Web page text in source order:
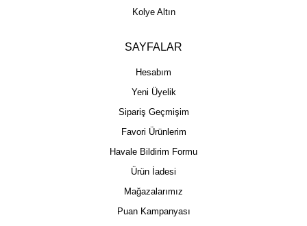
Kolye Altın
SAYFALAR
Hesabım
Yeni Üyelik
Sipariş Geçmişim
Favori Ürünlerim
Havale Bildirim Formu
Ürün İadesi
Mağazalarımız
Puan Kampanyası